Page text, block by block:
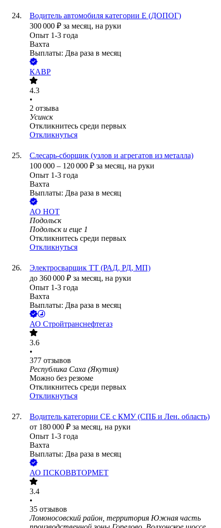
Водитель автомобиля категории E (ДОПОГ)
300 000 ₽ за месяц, на руки
Опыт 1-3 года
Вахта
Выплаты: Два раза в месяц
КАВР
4.3
•
2 отзыва
Усинск
Откликнитесь среди первых
Откликнуться
Слесарь-сборщик (узлов и агрегатов из металла)
100 000 – 120 000 ₽ за месяц, на руки
Опыт 1-3 года
Вахта
Выплаты: Два раза в месяц
АО НОТ
Подольск
Подольск и еще 1
Откликнитесь среди первых
Откликнуться
Электросварщик ТТ (РАД, РД, МП)
до 360 000 ₽ за месяц, на руки
Опыт 1-3 года
Вахта
Выплаты: Два раза в месяц
АО Стройтранснефтегаз
3.6
•
377 отзывов
Республика Саха (Якутия)
Можно без резюме
Откликнитесь среди первых
Откликнуться
Водитель категории СЕ с КМУ (СПБ и Лен. область)
от 180 000 ₽ за месяц, на руки
Опыт 1-3 года
Вахта
Выплаты: Два раза в месяц
АО ПСКОВВТОРМЕТ
3.4
•
35 отзывов
Ломоносовский район, территория Южная часть